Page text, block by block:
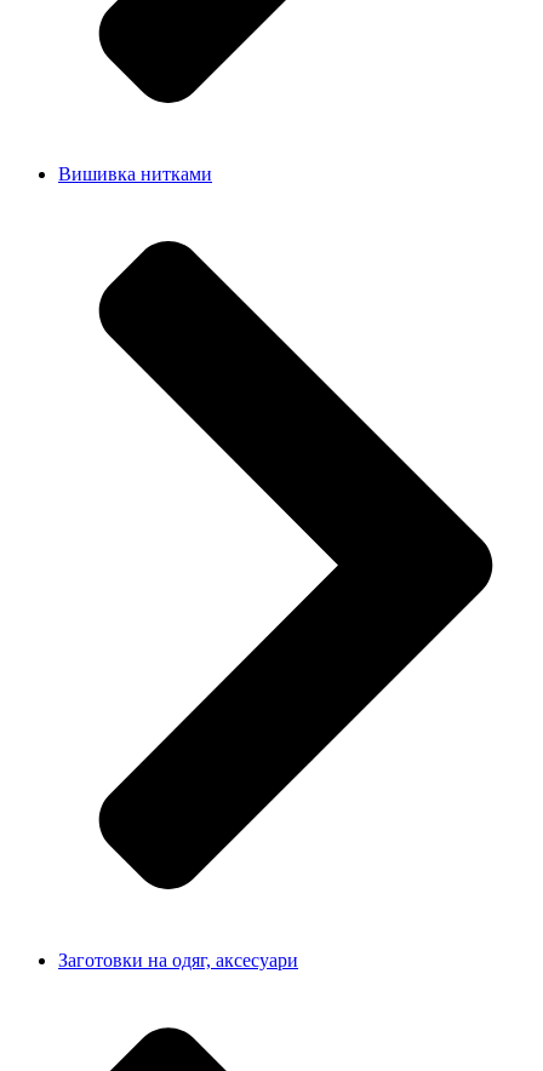
Вишивка нитками
Заготовки на одяг, аксесуари